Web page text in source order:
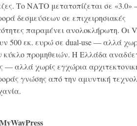
Το ΝΑΤΟ μετατοπίζεται σε
δεσμεύσεων σε επιχειρησιακές
παραμένει ανολοκλήρωτη. Οι
500 εκ. ευρώ σε dual-use — αλλά
κύκλο προμηθειών. Η Ελλάδα
— αλλά χωρίς εγχώρια
γνώσης από την αμυντική